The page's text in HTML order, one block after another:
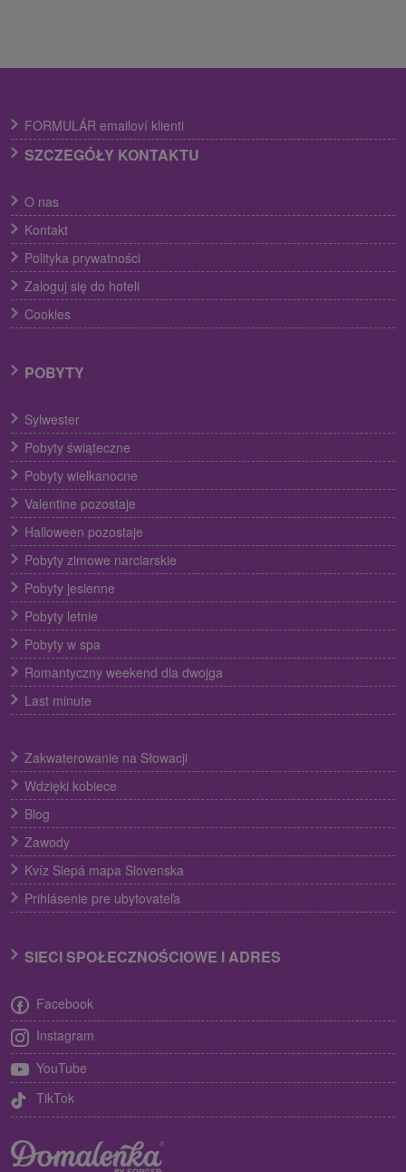
FORMULÁR emailoví klienti
SZCZEGÓŁY KONTAKTU
O nas
Kontakt
Polityka prywatności
Zaloguj się do hoteli
Cookies
POBYTY
Sylwester
Pobyty świąteczne
Pobyty wielkanocne
Valentine pozostaje
Halloween pozostaje
Pobyty zimowe narciarskie
Pobyty jesienne
Pobyty letnie
Pobyty w spa
Romantyczny weekend dla dwojga
Last minute
Zakwaterowanie na Słowacji
Wdzięki kobiece
Blog
Zawody
Kvíz Slepá mapa Slovenska
Prihlásenie pre ubytovateľa
SIECI SPOŁECZNOŚCIOWE I ADRES
Facebook
Instagram
YouTube
TikTok